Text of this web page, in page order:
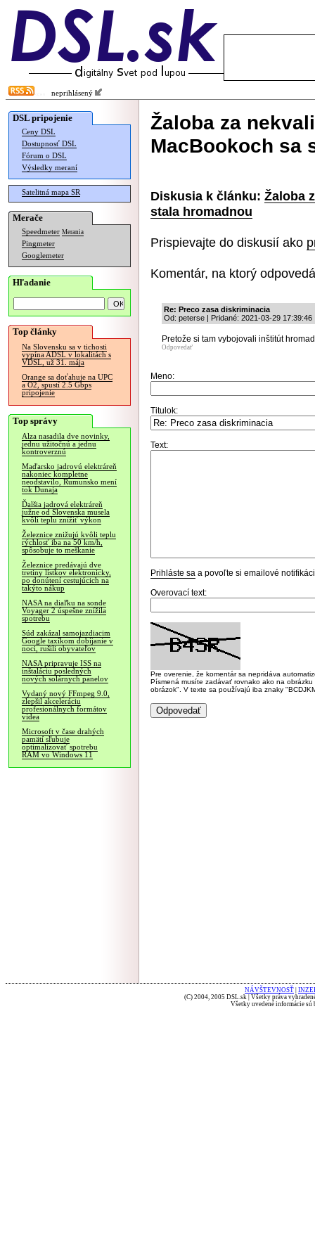
neprihlásený
DSL pripojenie
Ceny DSL
Dostupnosť DSL
Fórum o DSL
Výsledky meraní
Satelitná mapa SR
Merače
Speedmeter Merania
Pingmeter
Googlemeter
Hľadanie
Top články
Na Slovensku sa v tichosti
vypína ADSL v lokalitách s
VDSL, už 31. mája
Orange sa doťahuje na UPC
a O2, spustí 2.5 Gbps
pripojenie
Top správy
Alza nasadila dve novinky,
jednu užitočnú a jednu
kontroverznú
Maďarsko jadrovú elektráreň
nakoniec kompletne
neodstavilo, Rumunsko mení
tok Dunaja
Ďalšia jadrová elektráreň
južne od Slovenska musela
kvôli teplu znížiť výkon
Železnice znižujú kvôli teplu
rýchlosť iba na 50 km/h,
spôsobuje to meškanie
Železnice predávajú dve
tretiny lístkov elektronicky,
po donútení cestujúcich na
takýto nákup
NASA na diaľku na sonde
Voyager 2 úspešne znížila
spotrebu
Súd zakázal samojazdiacim
Google taxíkom dobíjanie v
noci, rušili obyvateľov
NASA pripravuje ISS na
inštaláciu posledných
nových solárnych panelov
Vydaný nový FFmpeg 9.0,
zlepšil akceleráciu
profesionálnych formátov
videa
Microsoft v čase drahých
pamätí sľubuje
optimalizovať spotrebu
RAM vo Windows 11
Žaloba za
MacBookoch sa
Diskusia k článku: Žaloba
stala hromadnou
Prispievajte do diskusií ako
Komentár, na ktorý
Re: Preco zasa diskriminacia
Od: peterse | Pridané: 2021-03-29 17:39:46
Pretože si tam vybojovali inštitút
Odpovedať
Meno:
Titulok:
Text:
Prihláste sa a povoľte si emailové
Overovací text:
Pre overenie, že komentár sa nepridáva
Písmená musíte zadávať rovnako ako na
obrázok". V texte sa používajú iba znaky
NÁVŠTEVNOSŤ
(C) 2004, 2005 DSL.sk | Všetky práva
Všetky uvedené informácie sú